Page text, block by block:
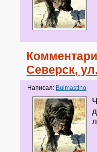
Северск,
Написал: Bulmastino